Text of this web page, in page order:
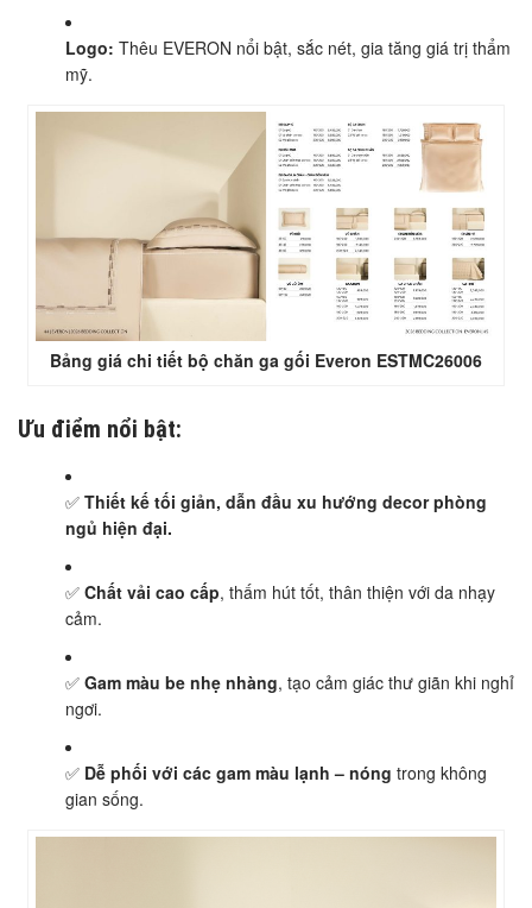
Logo: Thêu EVERON nổi bật, sắc nét, gia tăng giá trị thẩm
mỹ.
Bảng giá chi tiết bộ chăn ga gối Everon ESTMC26006
Ưu điểm nổi bật:
✅ Thiết kế tối giản, dẫn đầu xu hướng decor phòng
ngủ hiện đại.
✅ Chất vải cao cấp, thấm hút tốt, thân thiện với da nhạy
cảm.
✅ Gam màu be nhẹ nhàng, tạo cảm giác thư giãn khi nghỉ
ngơi.
✅ Dễ phối với các gam màu lạnh – nóng trong không
gian sống.